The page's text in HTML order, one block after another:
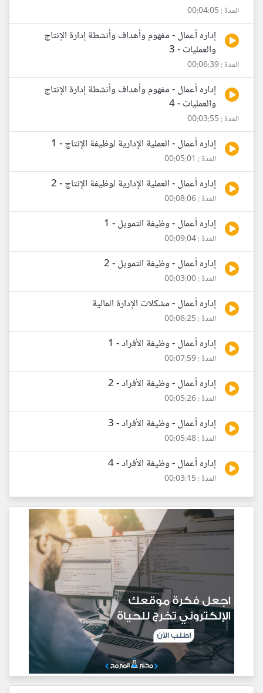
المدة : 00:04:05
إداره أعمال - مفهوم وأهداف وأنشطة إدارة الإنتاج
والعمليات - 3
المدة : 00:06:39
إداره أعمال - مفهوم وأهداف وأنشطة إدارة الإنتاج
والعمليات - 4
المدة : 00:03:55
إداره أعمال - العملية الإدارية لوظيفة الإنتاج - 1
المدة : 00:05:01
إداره أعمال - العملية الإدارية لوظيفة الإنتاج - 2
المدة : 00:08:06
إداره أعمال - وظيفة التمويل - 1
المدة : 00:09:04
إداره أعمال - وظيفة التمويل - 2
المدة : 00:03:00
إداره أعمال - مشكلات الإدارة المالية
المدة : 00:06:25
إداره أعمال - وظيفة الأفراد - 1
المدة : 00:07:59
إداره أعمال - وظيفة الأفراد - 2
المدة : 00:05:26
إداره أعمال - وظيفة الأفراد - 3
المدة : 00:05:48
إداره أعمال - وظيفة الأفراد - 4
المدة : 00:03:15